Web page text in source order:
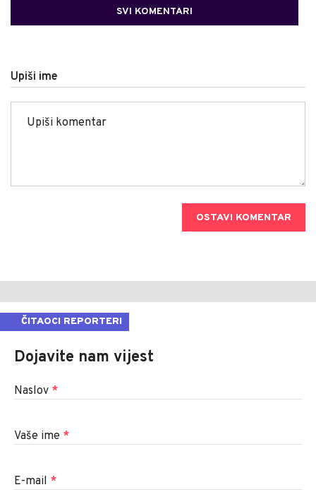
SVI KOMENTARI
Upiši ime
OSTAVI KOMENTAR
ČITAOCI REPORTERI
Dojavite nam vijest
Naslov *
Vaše ime *
E-mail *